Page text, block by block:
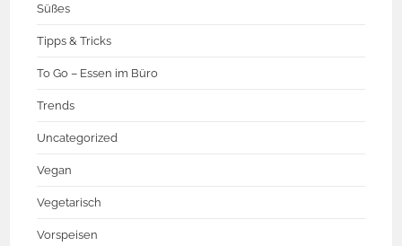
Süßes
Tipps & Tricks
To Go – Essen im Büro
Trends
Uncategorized
Vegan
Vegetarisch
Vorspeisen